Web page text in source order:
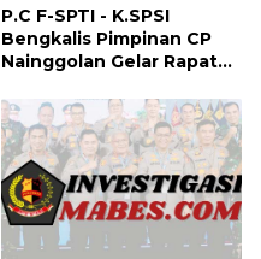
P.C F-SPTI - K.SPSI
Bengkalis Pimpinan CP
Nainggolan Gelar Rapat
dan Ranting Khusus